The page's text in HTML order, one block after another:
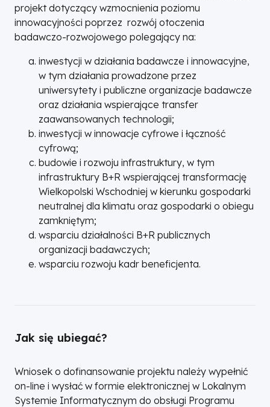
projekt dotyczący wzmocnienia poziomu
innowacyjności poprzez rozwój otoczenia
badawczo-rozwojowego polegający na:
inwestycji w działania badawcze i innowacyjne,
w tym działania prowadzone przez
uniwersytety i publiczne organizacje badawcze
oraz działania wspierające transfer
zaawansowanych technologii;
inwestycji w innowacje cyfrowe i łączność
cyfrową;
budowie i rozwoju infrastruktury, w tym
infrastruktury B+R wspierającej transformację
Wielkopolski Wschodniej w kierunku gospodarki
neutralnej dla klimatu oraz gospodarki o obiegu
zamkniętym;
wsparciu działalności B+R publicznych
organizacji badawczych;
wsparciu rozwoju kadr beneficjenta.
Jak się ubiegać?
Wniosek o dofinansowanie projektu należy wypełnić
on-line i wysłać w formie elektronicznej w Lokalnym
Systemie Informatycznym do obsługi Programu